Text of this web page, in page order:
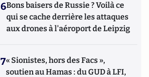
6Bons baisers de Russie ? Voilà ce
qui se cache derrière les attaques
aux drones à l'aéroport de Leipzig
7« Sionistes, hors des Facs »,
soutien au Hamas : du GUD à LFI,